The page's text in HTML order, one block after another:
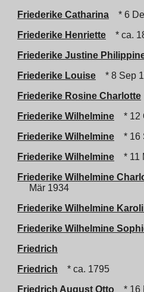
Friederike Catharina
* 6
Friederike Henriette
* ca.
Friederike Justine
Friederike Louise
* 8 Sep
Friederike Rosine Charlotte
Friederike Wilhelmine
* 12
Friederike Wilhelmine
* 16
Friederike Wilhelmine
* 11
Friederike Wilhelmine
Mär 1934
Friederike Wilhelmine
Friederike Wilhelmine
Friedrich
Friedrich
* ca. 1795
Friedrich August Otto
* 16